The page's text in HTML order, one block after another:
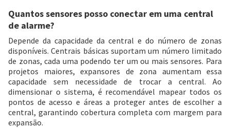
Quantos sensores posso conectar em uma central
de alarme?
Depende da capacidade da central e do número de zonas
disponíveis. Centrais básicas suportam um número limitado
de zonas, cada uma podendo ter um ou mais sensores. Para
projetos maiores, expansores de zona aumentam essa
capacidade sem necessidade de trocar a central. Ao
dimensionar o sistema, é recomendável mapear todos os
pontos de acesso e áreas a proteger antes de escolher a
central, garantindo cobertura completa com margem para
expansão.